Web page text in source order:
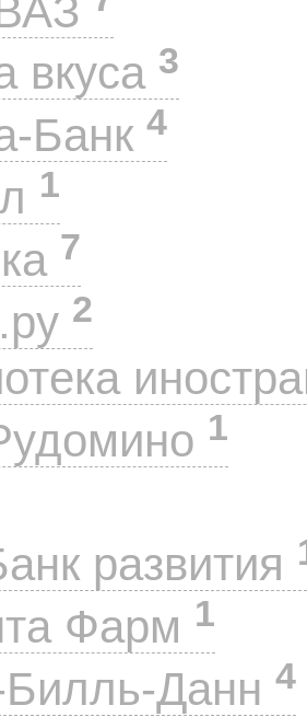
вкуса 3
Банк 4
1
7
2
1
развития
Фарм 1
Данн 4